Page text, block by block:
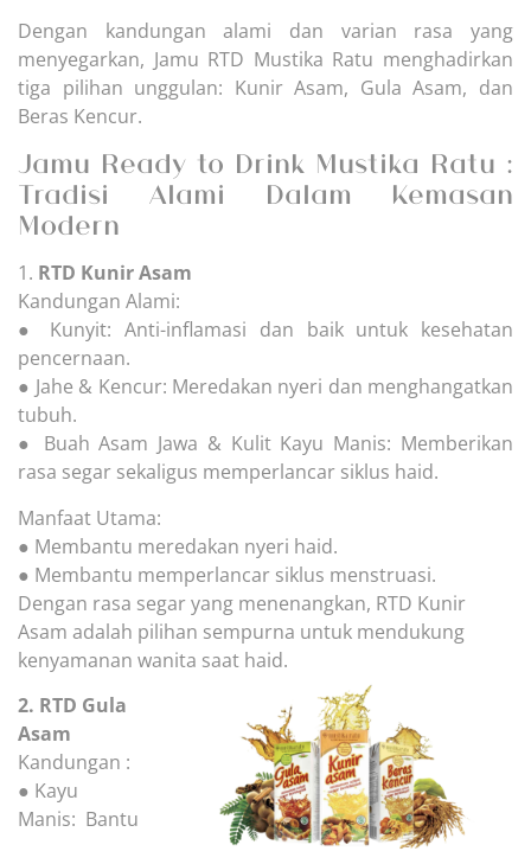
Dengan kandungan alami dan varian rasa yang
menyegarkan, Jamu RTD Mustika Ratu menghadirkan
tiga pilihan unggulan: Kunir Asam, Gula Asam, dan
Beras Kencur.
Jamu Ready to Drink Mustika Ratu :
Tradisi Alami Dalam Kemasan
Modern
1. RTD Kunir Asam
Kandungan Alami:
● Kunyit: Anti-inflamasi dan baik untuk kesehatan
pencernaan.
● Jahe & Kencur: Meredakan nyeri dan menghangatkan
tubuh.
● Buah Asam Jawa & Kulit Kayu Manis: Memberikan
rasa segar sekaligus memperlancar siklus haid.
Manfaat Utama:
● Membantu meredakan nyeri haid.
● Membantu memperlancar siklus menstruasi.
Dengan rasa segar yang menenangkan, RTD Kunir
Asam adalah pilihan sempurna untuk mendukung
kenyamanan wanita saat haid.
2. RTD Gula
Asam
Kandungan :
● Kayu
Manis: Bantu